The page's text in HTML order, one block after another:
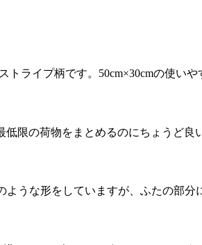
ライプ柄です。50cm×30cmの使いや
限の荷物をまとめるのにちょうど良
ような形をしていますが、ふたの部分